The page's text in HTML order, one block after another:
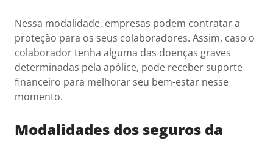
Nessa modalidade, empresas podem contratar a
proteção para os seus colaboradores. Assim, caso o
colaborador tenha alguma das doenças graves
determinadas pela apólice, pode receber suporte
financeiro para melhorar seu bem-estar nesse
momento.
Modalidades dos seguros da